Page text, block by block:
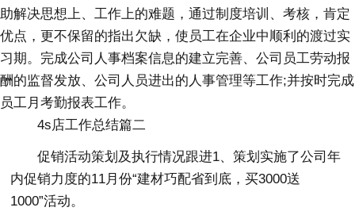
助解决思想上、工作上的难题，通过制度培训、考核，肯定
优点，更不保留的指出欠缺，使员工在企业中顺利的渡过实
习期。完成公司人事档案信息的建立完善、公司员工劳动报
酬的监督发放、公司人员进出的人事管理等工作;并按时完成
员工月考勤报表工作。
4s店工作总结篇二
促销活动策划及执行情况跟进1、策划实施了公司年
内促销力度的11月份“建材巧配省到底，买3000送
1000”活动。